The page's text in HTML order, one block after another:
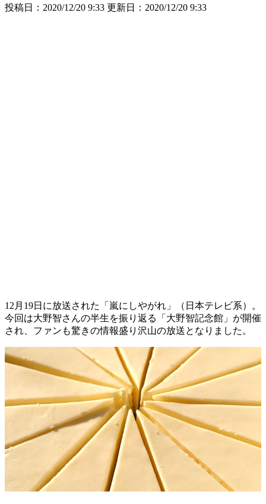
投稿日：2020/12/20 9:33 更新日： 2020/12/20 9:33
12月19日に放送された「嵐にしやがれ」（日本テレビ系）。
今回は大野智さんの半生を振り返る「大野智記念館」が開催
され、ファンも驚きの情報盛り沢山の放送となりました。